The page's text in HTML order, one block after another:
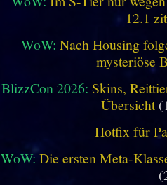
12.1
WoW: Nach Housing
mysteriöse
BlizzCon 2026: Skins,
Übersicht
Hotfix für
WoW:Die ersten Meta-